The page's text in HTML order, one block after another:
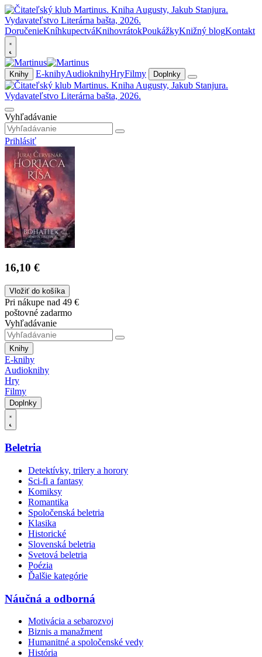
DoručenieKníhkupectváKnihovrátokPoukážkyKnižný blogKontakt
Knihy E-knihyAudioknihyHryFilmy Doplnky
Vyhľadávanie
Prihlásiť
16,10 €
Vložiť do košíka
Pri nákupe nad 49 €
poštovné zadarmo
Vyhľadávanie
Knihy
E-knihy
Audioknihy
Hry
Filmy
Doplnky
Beletria
Detektívky, trilery a horory
Sci-fi a fantasy
Komiksy
Romantika
Spoločenská beletria
Klasika
Historické
Slovenská beletria
Svetová beletria
Poézia
Ďalšie kategórie
Náučná a odborná
Motivácia a sebarozvoj
Biznis a manažment
Humanitné a spoločenské vedy
História